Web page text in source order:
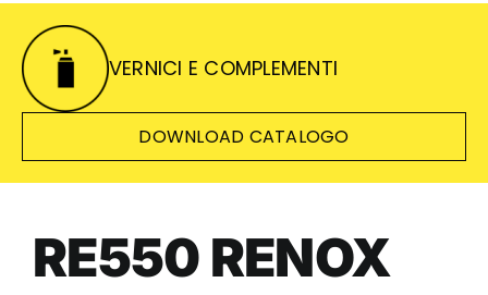
VERNICI E COMPLEMENTI
DOWNLOAD CATALOGO
RE550 RENOX